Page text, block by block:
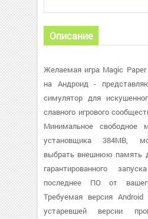
Описание
Желаемая игра Magic
на Андроид -
симулятор для
славного игрового
Минимальное свободное
установщика 384MB,
выбрать внешнюю память
гарантированного
последнее ПО от
Требуемая версия
устаревшей версии